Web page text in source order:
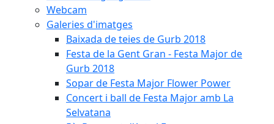
Webcam
Galeries d'imatges
Baixada de teies de Gurb 2018
Festa de la Gent Gran - Festa Major de
Gurb 2018
Sopar de Festa Major Flower Power
Concert i ball de Festa Major amb La
Selvatana